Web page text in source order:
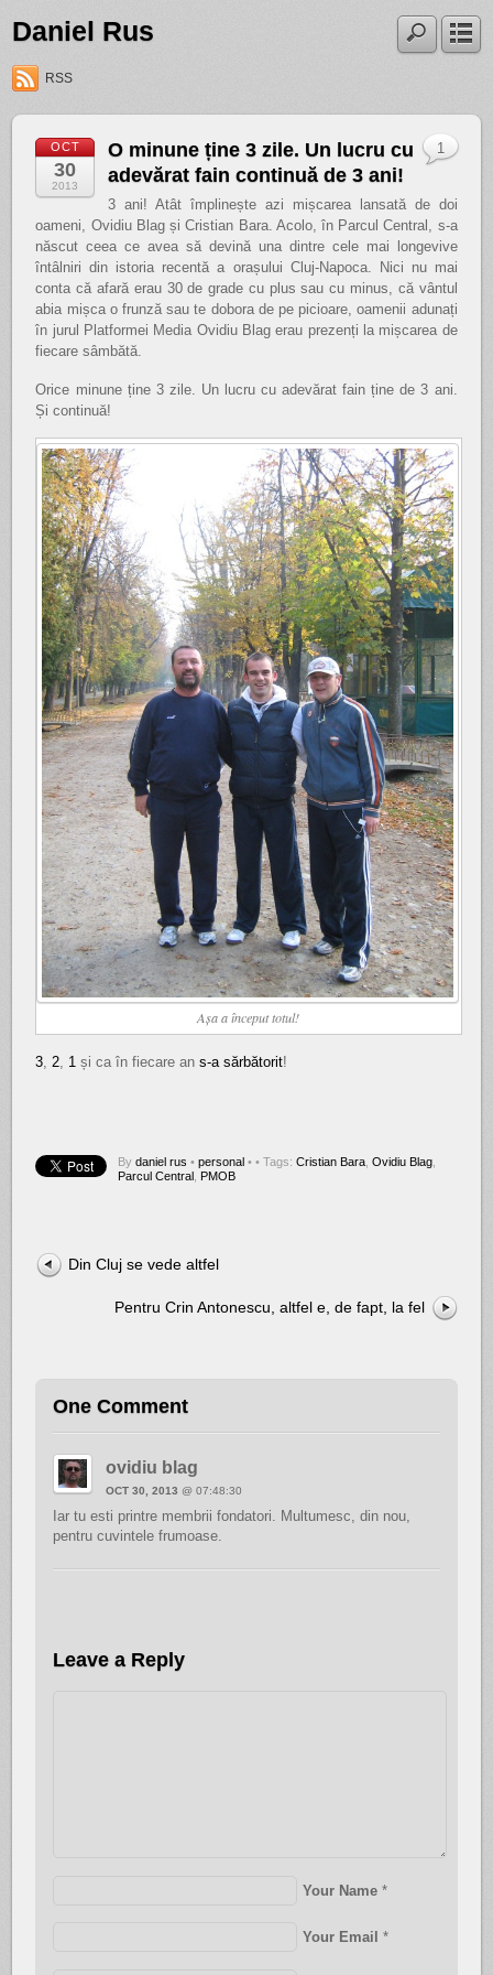
Daniel Rus
RSS
OCT
30
2013
O minune ține 3 zile. Un lucru cu
adevărat fain continuă de 3 ani!
3 ani! Atât împlinește azi mișcarea lansată de doi
oameni, Ovidiu Blag și Cristian Bara. Acolo, în Parcul Central, s-a
născut ceea ce avea să devină una dintre cele mai longevive
întâlniri din istoria recentă a orașului Cluj-Napoca. Nici nu mai
conta că afară erau 30 de grade cu plus sau cu minus, că vântul
abia mișca o frunză sau te dobora de pe picioare, oamenii adunați
în jurul Platformei Media Ovidiu Blag erau prezenți la mișcarea de
fiecare sâmbătă.
Orice minune ține 3 zile. Un lucru cu adevărat fain ține de 3 ani.
Și continuă!
Așa a început totul!
3 2 1 și ca în fiecare ans-a sărbătorit!
Bydaniel rus • personal •
1
• Tags:Cristian Bara ,Ovidiu Blag
Parcul Central
PMOB
Din Cluj se vede altfel
Pentru Crin Antonescu, altfel e, de fapt, la fel
One Comment
ovidiu blag
OCT 30, 2013 @ 07:48:30
Iar tu esti printre membrii fondatori. Multumesc, din nou,
pentru cuvintele frumoase.
Leave a Reply
Your Name *
Your Email *